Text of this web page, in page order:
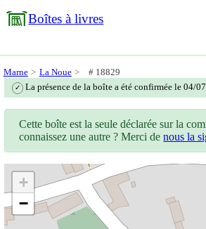
Boîtes à livres
Marne La Noue # 18829
✓ La présence de la boîte a été confirmée le 04/
Cette boîte est la seule déclarée sur la
connaissez une autre ? Merci denous la
+
−